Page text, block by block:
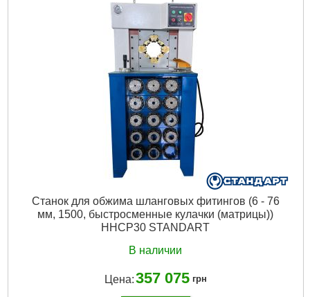
Станок для обжима шланговых фитингов (6 - 76
мм, 1500, быстросменные кулачки (матрицы))
HHCP30 STANDART
В наличии
Цена:357 075 грн